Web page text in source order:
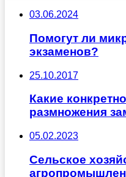
03.06.2024
Помогут ли
экзаменов?
25.10.2017
Какие
размножения
05.02.2023
Сельское